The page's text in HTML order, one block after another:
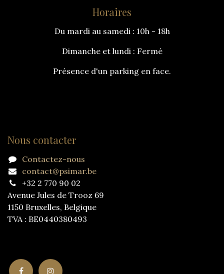
Horaires
Du mardi au samedi : 10h - 18h
Dimanche et lundi : Fermé
Présence d'un parking en face.
Nous contacter
Contactez-nous
contact@psimar.be
+32 2 770 90 02
Avenue Jules de Trooz 69
1150 Bruxelles, Belgique
TVA : BE0440380493